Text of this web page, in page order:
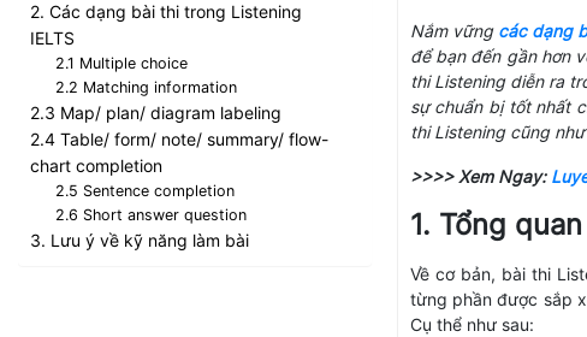
2. Các dạng bài thi trong Listening
IELTS
2.1 Multiple choice
2.2 Matching information
2.3 Map/ plan/ diagram labeling
2.4 Table/ form/ note/ summary/ flow-
chart completion
2.5 Sentence completion
2.6 Short answer question
3. Lưu ý về kỹ năng làm bài
Nắm vững các dạng
để bạn đến gần hơn
thi Listening diễn ra
sự chuẩn bị tốt nhất
thi Listening cũng
>>>> Xem Ngay:
1. Tổng
Về cơ bản, bài thi
từng phần được sắp
Cụ thể như sau: